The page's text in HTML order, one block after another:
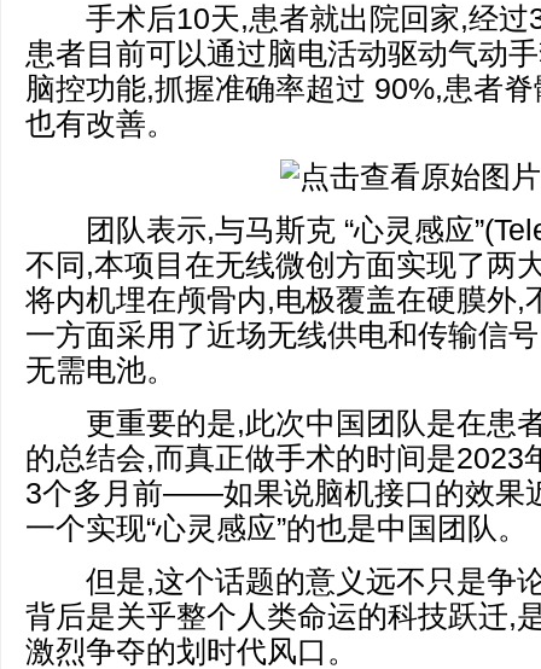
手术后10天,患者就出院回家,经过
患者目前可以通过脑电活动驱动气动
脑控功能,抓握准确率超过 90%,患者
也有改善。
团队表示,与马斯克 “心灵感应
不同,本项目在无线微创方面实现了两
将内机埋在颅骨内,电极覆盖在硬膜外,
一方面采用了近场无线供电和传输信
无需电池。
更重要的是,此次中国团队是在患
的总结会,而真正做手术的时间是2023
3个多月前——如果说脑机接口的效果
一个实现“心灵感应”的也是中国团队。
但是,这个话题的意义远不只是争
背后是关乎整个人类命运的科技跃迁,
激烈争夺的划时代风口。